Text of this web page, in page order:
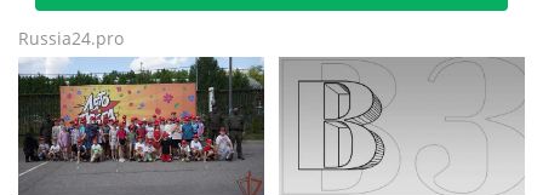
Russia24.pro